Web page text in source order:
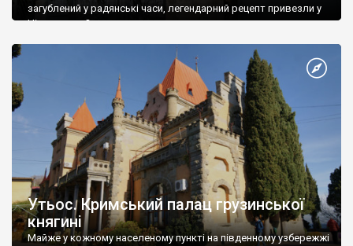
загублений у радянські часи, легендарний рецепт привезли у
Ніжин греки?
Утьос. Кримський палац грузинської
княгині
Майже у кожному населеному пункті на південному узбережжі